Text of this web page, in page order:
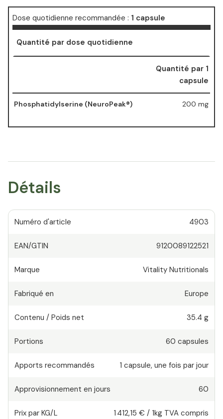
Dose quotidienne recommandée : 1 capsule
Quantité par dose quotidienne
Quantité par 1
capsule
Phosphatidylserine (NeuroPeak®) 200 mg
Détails
Numéro d'article 4903
EAN/GTIN 9120089122521
Marque Vitality Nutritionals
Fabriqué en Europe
Contenu / Poids net 35.4 g
Portions 60 capsules
Apports recommandés 1 capsule, une fois par jour
Approvisionnement en jours 60
Prix par KG/L 1 412,15 € / 1kg TVA compris